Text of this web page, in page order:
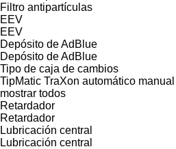
Filtro antipartículas
EEV
EEV
Depósito de AdBlue
Depósito de AdBlue
Tipo de caja de cambios
TipMatic TraXon automático manual
mostrar todos
Retardador
Retardador
Lubricación central
Lubricación central